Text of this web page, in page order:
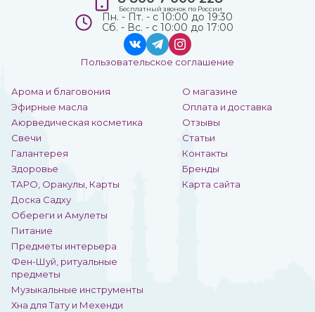
Арома и благовония
Эфирные масла
Аюрведическая косметика
Свечи
Галантерея
Здоровье
ТАРО, Оракулы, Карты
Доска Садху
Обереги и Амулеты
Питание
Предметы интерьера
Фен-Шуй, ритуальные
предметы
Музыкальные инструменты
Хна для Тату и Мехенди
О магазине
Оплата и доставка
Отзывы
Статьи
Контакты
Бренды
Карта сайта
Бесплатный звонок по России
Пн. - Пт. - с 10:00 до 19:30
Сб. - Вс. - с 10:00 до 17:00
Пользовательское соглашение